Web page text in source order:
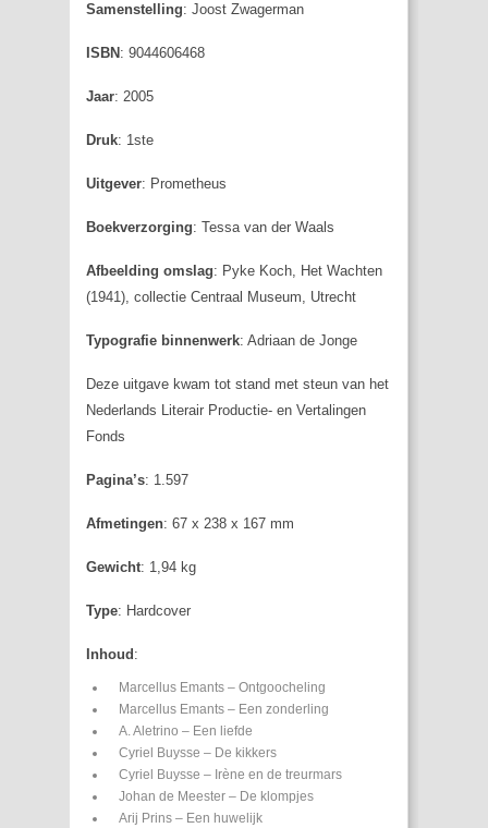
Samenstelling: Joost Zwagerman
ISBN : 9044606468
Jaar: 2005
Druk: 1ste
Uitgever: Prometheus
Boekverzorging: Tessa van der Waals
Afbeelding omslag: Pyke Koch, Het Wachten
(1941), collectie Centraal Museum, Utrecht
Typografie binnenwerk: Adriaan de Jonge
Deze uitgave kwam tot stand met steun van het
Nederlands Literair Productie- en Vertalingen
Fonds
Pagina’s: 1.597
Afmetingen: 67 x 238 x 167 mm
Gewicht: 1,94 kg
Type: Hardcover
Inhoud :
Marcellus Emants – Ontgoocheling
Marcellus Emants – Een zonderling
A. Aletrino – Een liefde
Cyriel Buysse – De kikkers
Cyriel Buysse – Irène en de treurmars
Johan de Meester – De klompjes
Arij Prins – Een huwelijk